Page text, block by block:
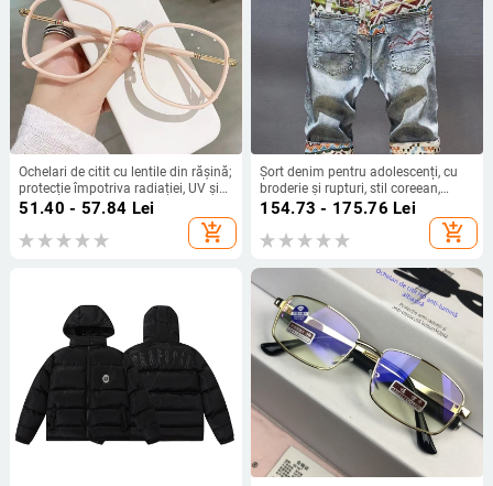
Ochelari de citit cu lentile din rășină;
protecție împotriva radiației, UV și
luminii albastre; vedere aproape și
la distanță; ramă cu cadru complet
din TR metal.
51.40 - 57.84 Lei
add_shopping_cart
Șort denim pentru adolescenți, cu
broderie și rupturi, stil coreean,
croială slim, micro-elastic, vară
154.73 - 175.76 Lei
add_shopping_cart